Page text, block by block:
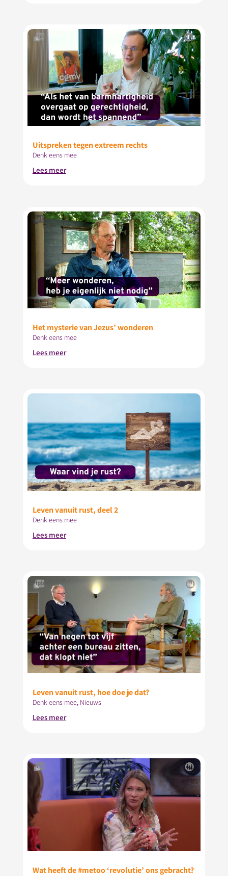
Uitspreken tegen extreem rechts
Denk eens mee
Lees meer
Het mysterie van Jezus’ wonderen
Denk eens mee
Lees meer
Leven vanuit rust, deel 2
Denk eens mee
Lees meer
Leven vanuit rust, hoe doe je dat?
Denk eens mee, Nieuws
Lees meer
Wat heeft de #metoo ‘revolutie’ ons gebracht?